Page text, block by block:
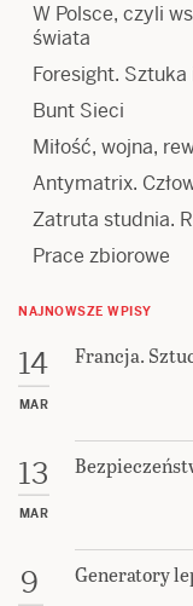
W Polsce, czyli
świata
Foresight.
Bunt Sieci
Miłość, wojna,
Antymatrix.
Zatruta studnia.
Prace zbiorowe
NAJNOWSZE WPISY
14
MAR
Francja.
13
MAR
9 Generatory